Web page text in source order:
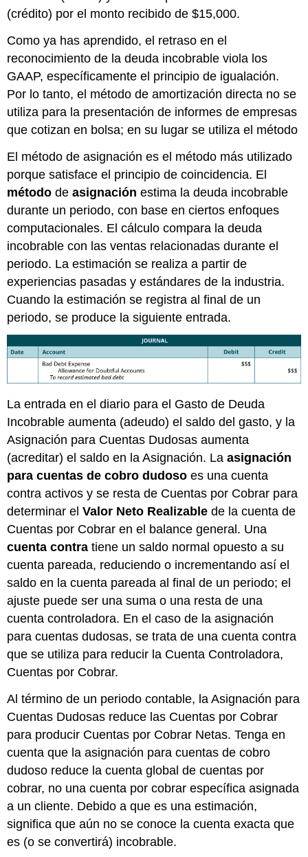
(crédito) por el monto recibido de $15,000.
Como ya has aprendido, el retraso en el
reconocimiento de la deuda incobrable viola los
GAAP, específicamente el principio de igualación.
Por lo tanto, el método de amortización directa no se
utiliza para la presentación de informes de empresas
que cotizan en bolsa; en su lugar se utiliza el método
El método de asignación es el método más utilizado
porque satisface el principio de coincidencia. El
método deasignación estima la deuda incobrable
durante un periodo, con base en ciertos enfoques
computacionales. El cálculo compara la deuda
incobrable con las ventas relacionadas durante el
periodo. La estimación se realiza a partir de
experiencias pasadas y estándares de la industria.
Cuando la estimación se registra al final de un
periodo, se produce la siguiente entrada.
La entrada en el diario para el Gasto de Deuda
Incobrable aumenta (adeudo) el saldo del gasto, y la
Asignación para Cuentas Dudosas aumenta
(acreditar) el saldo en la Asignación. Laasignación
para cuentas de cobro dudoso es una cuenta
contra activos y se resta de Cuentas por Cobrar para
determinar elValor Neto Realizable de la cuenta de
Cuentas por Cobrar en el balance general. Una
cuenta contra tiene un saldo normal opuesto a su
cuenta pareada, reduciendo o incrementando así el
saldo en la cuenta pareada al final de un periodo; el
ajuste puede ser una suma o una resta de una
cuenta controladora. En el caso de la asignación
para cuentas dudosas, se trata de una cuenta contra
que se utiliza para reducir la Cuenta Controladora,
Cuentas por Cobrar.
Al término de un periodo contable, la Asignación para
Cuentas Dudosas reduce las Cuentas por Cobrar
para producir Cuentas por Cobrar Netas. Tenga en
cuenta que la asignación para cuentas de cobro
dudoso reduce la cuenta global de cuentas por
cobrar, no una cuenta por cobrar específica asignada
a un cliente. Debido a que es una estimación,
significa que aún no se conoce la cuenta exacta que
es (o se convertirá) incobrable.